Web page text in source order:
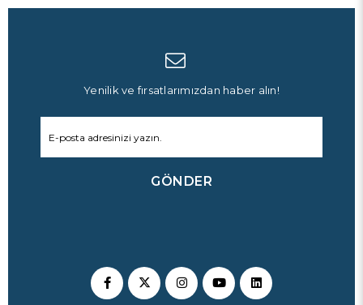
Yenilik ve fırsatlarımızdan haber alın!
GÖNDER